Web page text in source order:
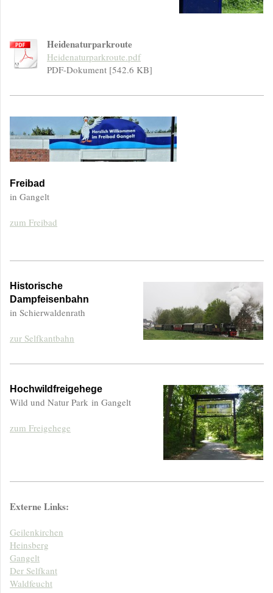
Heidenaturparkroute
Heidenaturparkroute.pdf
PDF-Dokument [542.6 KB]
Freibad
in Gangelt
zum Freibad
Historische
Dampfeisenbahn
in Schierwaldenrath
zur Selfkantbahn
Hochwildfreigehege
Wild und Natur Park in Gangelt
zum Freigehege
Externe Links:
Geilenkirchen
Heinsberg
Gangelt
Der Selfkant
Waldfeucht